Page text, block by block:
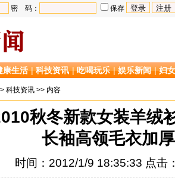
密 码： 保存
康生活 |科技资讯 |吃喝玩乐 |娱乐新闻 |妇
科技资讯 >> 内容
秋冬新款女装羊绒
长袖高领毛衣加厚
时间：2012/1/9 18:35:33 点击